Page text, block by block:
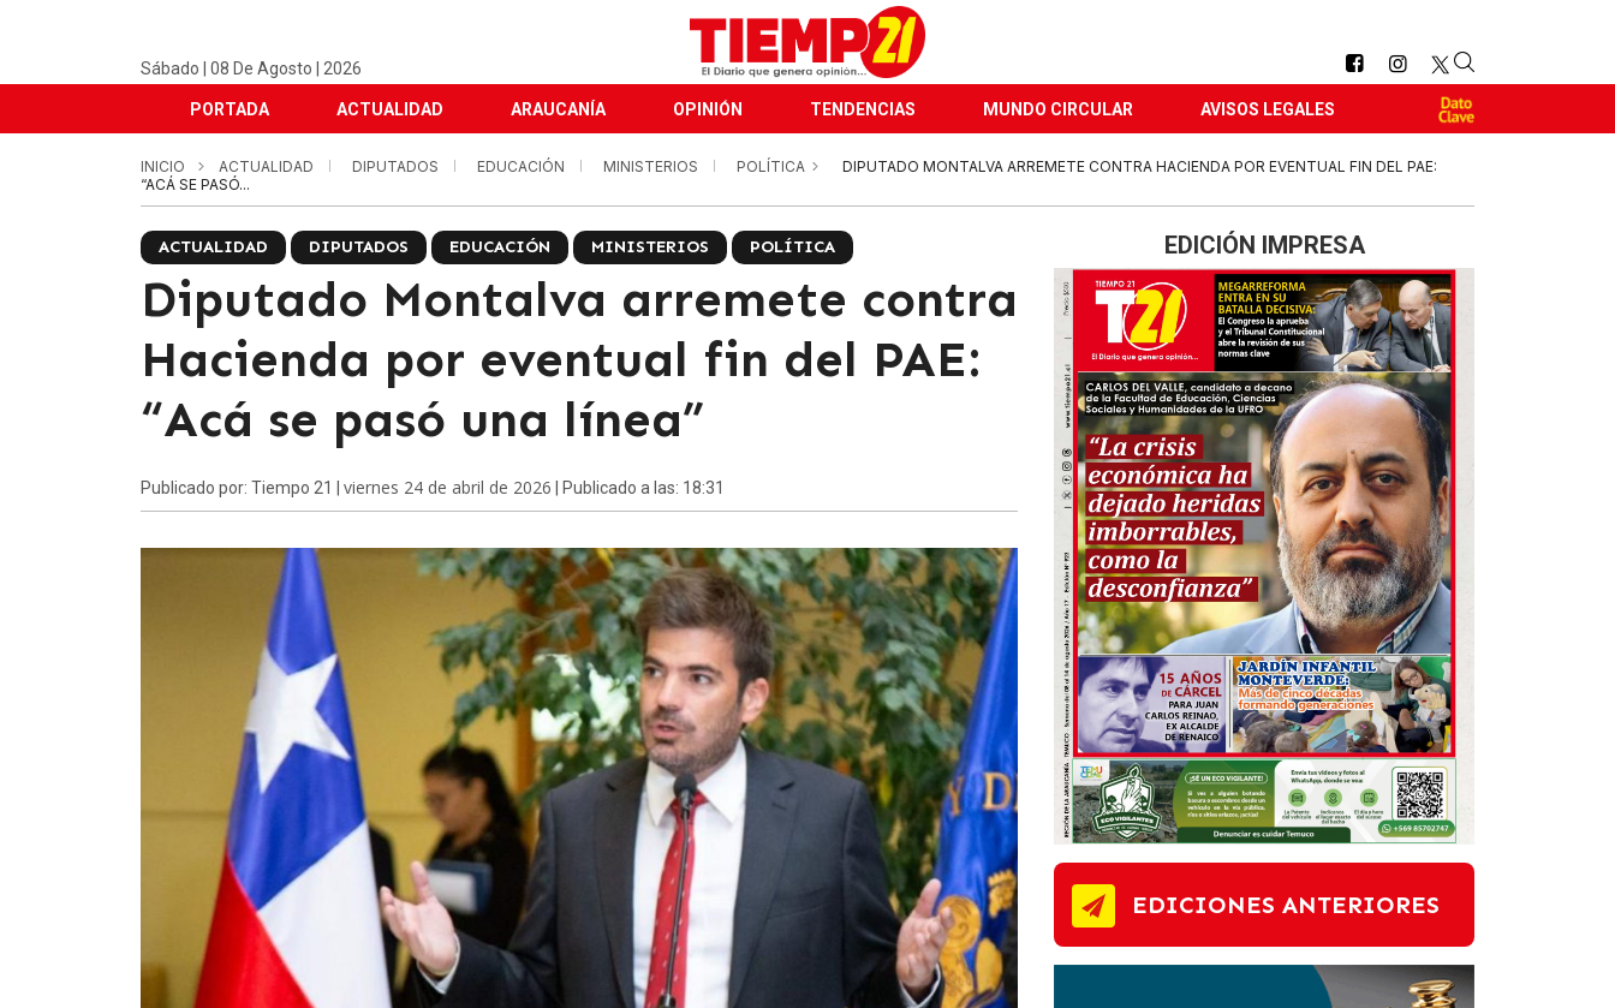
Sábado | 08 De Agosto | 2026
PORTADA ACTUALIDAD ARAUCANÍA OPINIÓN TENDENCIAS MUNDO CIRCULAR AVISOS LEGALES
INICIO ACTUALIDAD DIPUTADOS EDUCACIÓN MINISTERIOS POLÍTICA
DIPUTADO MONTALVA ARREMETE CONTRA HACIENDA POR EVENTUAL FIN DEL PAE:
“ACÁ SE PASÓ...
ACTUALIDAD DIPUTADOS EDUCACIÓN MINISTERIOS POLÍTICA
Diputado Montalva arremete contra
Hacienda por eventual fin del PAE:
“Acá se pasó una línea”
Publicado por: Tiempo 21 | viernes 24 de abril de 2026 | Publicado a las: 18:31
EDICIÓN IMPRESA
EDICIONES ANTERIORES